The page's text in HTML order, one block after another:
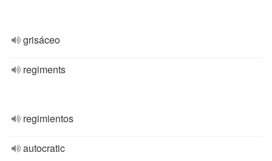
grisáceo
regiments
regimientos
autocratic